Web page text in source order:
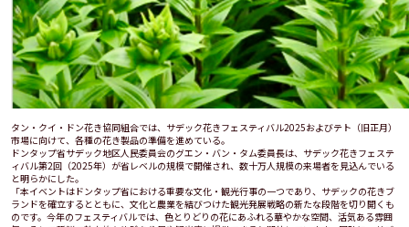
タン・クイ・ドン花き協同組合では、サデック花きフェスティバル2025およびテト（旧正月）
市場に向けて、各種の花き製品の準備を進めている。
ドンタップ省サデック地区人民委員会のグエン・バン・タム委員長は、サデック花きフェステ
ィバル第2回（2025年）が省レベルの規模で開催され、数十万人規模の来場者を見込んでいる
と明らかにした。
「本イベントはドンタップ省における重要な文化・観光行事の一つであり、サデックの花きブ
ランドを確立するとともに、文化と農業を結びつけた観光発展戦略の新たな段階を切り開くも
のです。今年のフェスティバルでは、色とりどりの花にあふれる華やかな空間、活気ある雰囲